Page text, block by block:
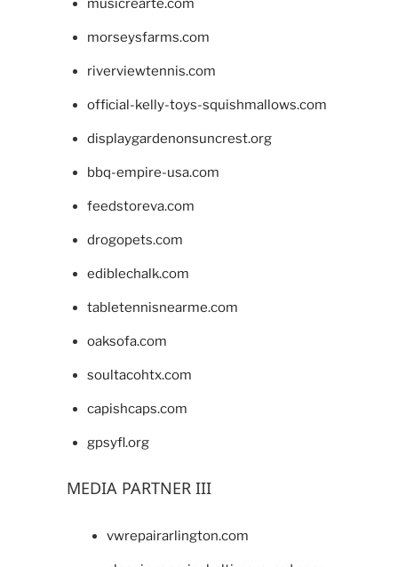
musicrearte.com
morseysfarms.com
riverviewtennis.com
official-kelly-toys-squishmallows.com
displaygardenonsuncrest.org
bbq-empire-usa.com
feedstoreva.com
drogopets.com
ediblechalk.com
tabletennisnearme.com
oaksofa.com
soultacohtx.com
capishcaps.com
gpsyfl.org
MEDIA PARTNER III
vwrepairarlington.com